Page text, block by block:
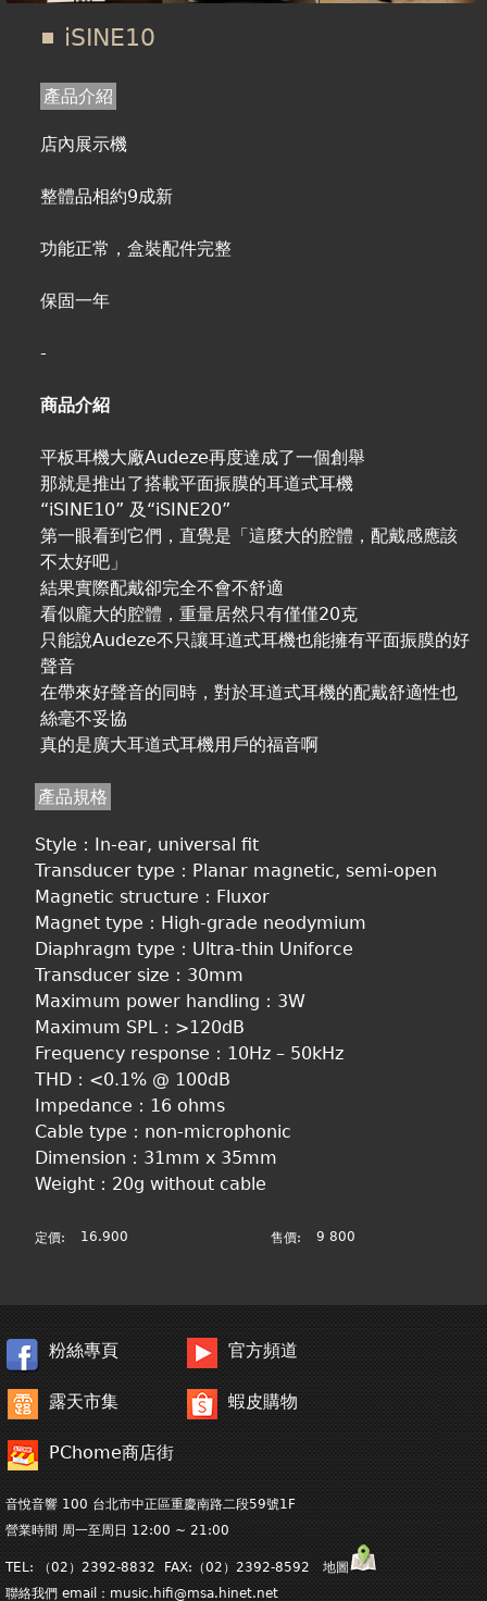
iSINE10
產品介紹
店內展示機
整體品相約9成新
功能正常，盒裝配件完整
保固一年
-
商品介紹
平板耳機大廠Audeze再度達成了一個創舉
那就是推出了搭載平面振膜的耳道式耳機
“iSINE10” 及“iSINE20”
第一眼看到它們，直覺是「這麼大的腔體，配戴感應該
不太好吧」
結果實際配戴卻完全不會不舒適
看似龐大的腔體，重量居然只有僅僅20克
只能說Audeze不只讓耳道式耳機也能擁有平面振膜的好
聲音
在帶來好聲音的同時，對於耳道式耳機的配戴舒適性也
絲毫不妥協
真的是廣大耳道式耳機用戶的福音啊
產品規格
Style：In-ear, universal fit
Transducer type：Planar magnetic, semi-open
Magnetic structure：Fluxor
Magnet type：High-grade neodymium
Diaphragm type：Ultra-thin Uniforce
Transducer size：30mm
Maximum power handling：3W
Maximum SPL：>120dB
Frequency response：10Hz – 50kHz
THD：<0.1% @ 100dB
Impedance：16 ohms
Cable type：non-microphonic
Dimension：31mm x 35mm
Weight：20g without cable
定價: 16.900 售價: 9 800
粉絲專頁 官方頻道
露天市集 蝦皮購物
PChome商店街
音悅音響 100 台北市中正區重慶南路二段59號1F
營業時間 周一至周日 12:00 ~ 21:00
TEL: （02）2392-8832 FAX:（02）2392-8592 地圖
聯絡我們 email： music.hifi@msa.hinet.net